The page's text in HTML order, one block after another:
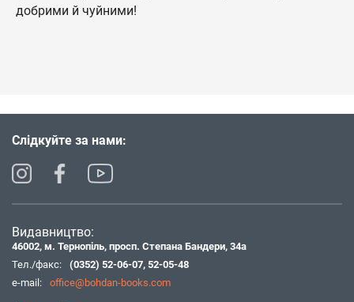
добрими й чуйними!
Слідкуйте за нами:
Видавництво:
46002, м. Тернопіль, просп. Степана Бандери, 34а
Тел./факс:
(0352) 52-06-07, 52-05-48
e-mail:
office@bohdan-books.com